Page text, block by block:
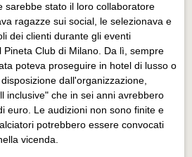
sarebbe stato il loro collaboratore
ragazze sui social, le selezionava e
dei clienti durante gli eventi
Club di Milano. Da lì, sempre
poteva proseguire in hotel di lusso o
dall'organizzazione,
inclusive" che in sei anni avrebbero
euro. Le audizioni non sono finite e
potrebbero essere convocati
vicenda.